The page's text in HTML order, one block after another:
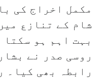
مکمل اخراج کی
شام کے تنازع
بہت اہم ہو سکتا
روسی صدر نے
رابطہ بھی کیا۔